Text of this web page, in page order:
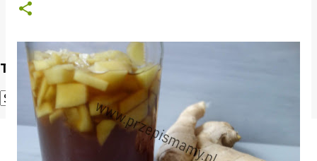
Translate
Powered by Translate